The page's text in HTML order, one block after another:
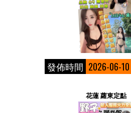
發佈時間 2026-06-10
花蓮 蘿東定點